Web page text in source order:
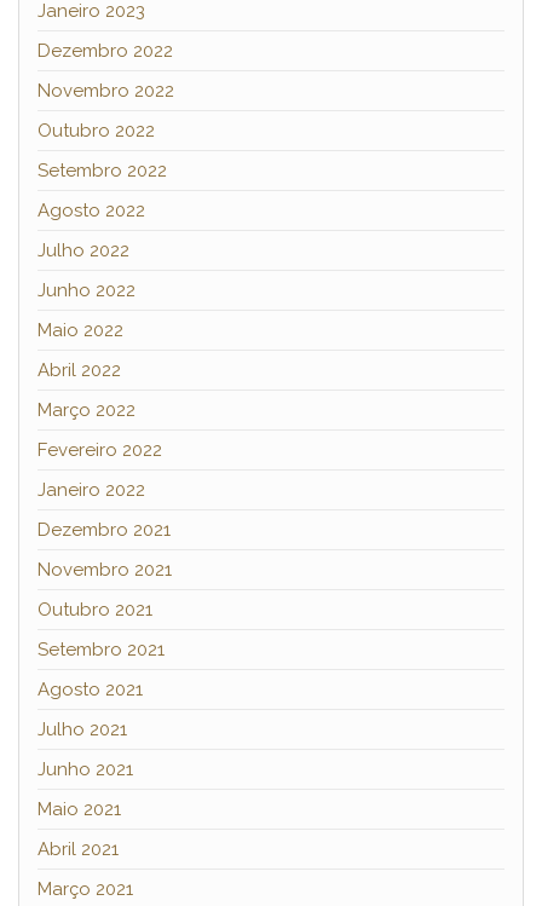
Janeiro 2023
Dezembro 2022
Novembro 2022
Outubro 2022
Setembro 2022
Agosto 2022
Julho 2022
Junho 2022
Maio 2022
Abril 2022
Março 2022
Fevereiro 2022
Janeiro 2022
Dezembro 2021
Novembro 2021
Outubro 2021
Setembro 2021
Agosto 2021
Julho 2021
Junho 2021
Maio 2021
Abril 2021
Março 2021